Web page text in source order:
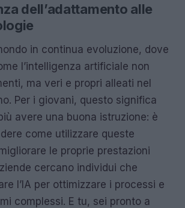
dell’adattamento alle
in continua evoluzione, dove
l’intelligenza artificiale non
ma veri e propri alleati nel
Per i giovani, questo significa
avere una buona istruzione: è
come utilizzare queste
le proprie prestazioni
cercano individui che
l’IA per ottimizzare i processi e
complessi. E tu, sei pronto a